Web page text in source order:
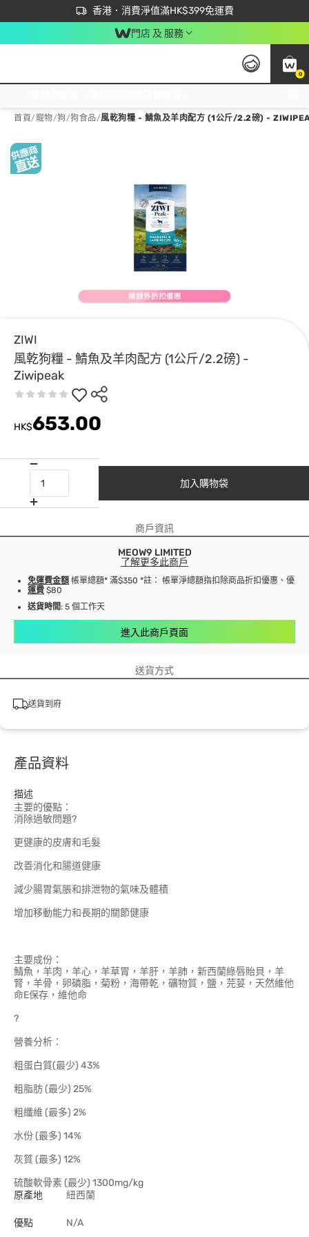
香港．消費淨值滿HK$399免運費
立即成為易賞錢會員盡享獨家優惠
首次APP下單買滿$450 輸入 NEWAPP 即減$50
門店 及 服務
0
首頁/寵物/狗/狗食品/風乾狗糧 - 鯖魚及羊肉配方 (1公斤/2.2磅) -
ZIWI
風乾狗糧 - 鯖魚及羊肉配方 (1公斤/2.2磅) -
Ziwipeak
HK$653.00
加入購物袋
商戶資訊
MEOW9 LIMITED
了解更多此商戶
免運費金額 帳單總額* 滿$350 *註： 帳單淨總額指扣除商品折扣優惠、優惠
運費 $80
送貨時間: 5 個工作天
進入此商戶頁面
送貨方式
送貨到府
產品資料
描述
主要的優點：
消除過敏問題?
更健康的皮膚和毛髮
改善消化和腸道健康
減少腸胃氣脹和排泄物的氣味及體積
增加移動能力和長期的關節健康
主要成份：
鯖魚，羊肉，羊心，羊草胃，羊肝，羊肺，新西蘭綠唇貽貝，羊
腎，羊骨，卵磷脂，菊粉，海帶乾，礦物質，鹽，芫荽，天然維他
命E保存，維他命
?
營養分析：
粗蛋白質(最少) 43%
粗脂肪 (最少) 25%
粗纖維 (最多) 2%
水份 (最多) 14%
灰質 (最多) 12%
硫酸軟骨素 (最少) 1300mg/kg
原產地
紐西蘭
優點 N/A